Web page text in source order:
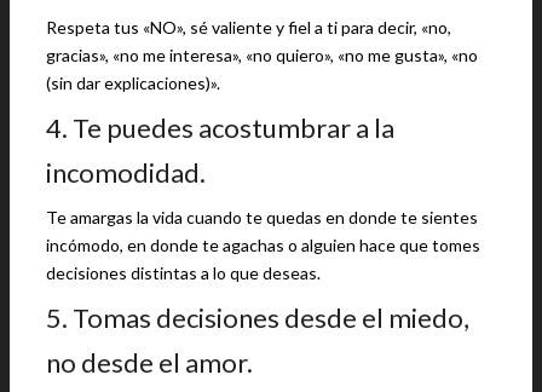
Respeta tus «NO», sé valiente y fiel a ti para decir, «no,
gracias», «no me interesa», «no quiero», «no me gusta», «no
(sin dar explicaciones)».
4. Te puedes acostumbrar a la
incomodidad.
Te amargas la vida cuando te quedas en donde te sientes
incómodo, en donde te agachas o alguien hace que tomes
decisiones distintas a lo que deseas.
5. Tomas decisiones desde el miedo,
no desde el amor.